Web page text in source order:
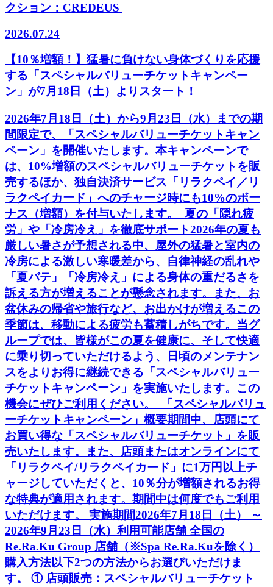
クション：CREDEUS
2026.07.24
【10％増額！】猛暑に負けない身体づくりを応援
する「スペシャルバリューチケットキャンペー
ン」が7月18日（土）よりスタート！
2026年7月18日（土）から9月23日（水）までの期
間限定で、「スペシャルバリューチケットキャン
ペーン」を開催いたします。本キャンペーンで
は、10%増額のスペシャルバリューチケットを販
売するほか、独自決済サービス「リラクペイ／リ
ラクペイカード」へのチャージ時にも10%のボー
ナス（増額）を付与いたします。 夏の「隠れ疲
労」や「冷房冷え」を徹底サポート2026年の夏も
厳しい暑さが予想される中、屋外の猛暑と室内の
冷房による激しい寒暖差から、自律神経の乱れや
「夏バテ」「冷房冷え」による身体の重だるさを
訴える方が増えることが懸念されます。また、お
盆休みの帰省や旅行など、お出かけが増えるこの
季節は、移動による疲労も蓄積しがちです。当グ
ループでは、皆様がこの夏を健康に、そして快適
に乗り切っていただけるよう、日頃のメンテナン
スをよりお得に継続できる「スペシャルバリュー
チケットキャンペーン」を実施いたします。この
機会にぜひご利用ください。 「スペシャルバリュ
ーチケットキャンペーン」概要期間中、店頭にて
お買い得な「スペシャルバリューチケット」を販
売いたします。また、店頭またはオンラインにて
「リラクペイ/リラクペイカード」に1万円以上チ
ャージしていただくと、10％分が増額されるお得
な特典が適用されます。期間中は何度でもご利用
いただけます。 実施期間2026年7月18日（土） ～
2026年9月23日（水）利用可能店舗 全国の
Re.Ra.Ku Group 店舗（※Spa Re.Ra.Kuを除く）
購入方法以下2つの方法からお選びいただけま
す。 ① 店頭販売：スペシャルバリューチケット